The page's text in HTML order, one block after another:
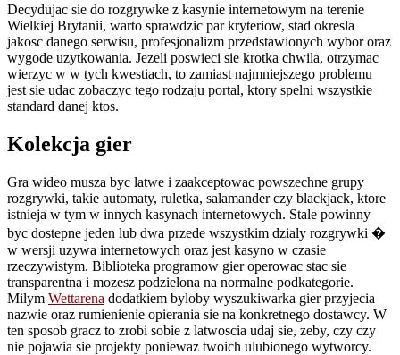
Decydujac sie do rozgrywke z kasynie internetowym na terenie
Wielkiej Brytanii, warto sprawdzic par kryteriow, stad okresla
jakosc danego serwisu, profesjonalizm przedstawionych wybor oraz
wygode uzytkowania. Jezeli poswieci sie krotka chwila, otrzymac
wierzyc w w tych kwestiach, to zamiast najmniejszego problemu
jest sie udac zobaczyc tego rodzaju portal, ktory spelni wszystkie
standard danej ktos.
Kolekcja gier
Gra wideo musza byc latwe i zaakceptowac powszechne grupy
rozgrywki, takie automaty, ruletka, salamander czy blackjack, ktore
istnieja w tym w innych kasynach internetowych. Stale powinny
byc dostepne jeden lub dwa przede wszystkim dzialy rozgrywki �
w wersji uzywa internetowych oraz jest kasyno w czasie
rzeczywistym. Biblioteka programow gier operowac stac sie
transparentna i mozesz podzielona na normalne podkategorie.
Milym Wettarena dodatkiem byloby wyszukiwarka gier przyjecia
nazwie oraz rumienienie opierania sie na konkretnego dostawcy. W
ten sposob gracz to zrobi sobie z latwoscia udaj sie, zeby, czy czy
nie pojawia sie projekty poniewaz twoich ulubionego wytworcy.